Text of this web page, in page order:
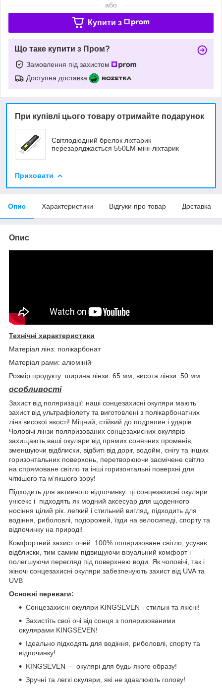
або
Купити з
Що таке купити з Пром?
Замовлення під захистом
Доступна доставка
При купівлі цього товару отримайте подарунок
Світлодіодний брелок ліхтарик
перезаряджається 550LM міні-ліхтарик
Приховати
Опис Характеристики Відгуки про товар Доставка
Опис
Технічні характеристики
Матеріал лінз: полікарбонат
Матеріал рами: алюміній
Розмір продукту: ширина лінзи: 65 мм; висота лінзи: 50 мм
особливості
Захист від поляризації: наші сонцезахисні окуляри мають
захист від ультрафіолету та виготовлені з полікарбонатних
лінз високої якості! Міцний, стійкий до подряпин і ударів.
Чоловічі лінзи поляризованих сонцезахисних окулярів
захищають ваші окуляри від прямих сонячних променів,
зменшуючи відблиски, відбиті від доріг, водойм, снігу та інших
горизонтальних поверхонь, перетворюючи засмічене світло
на спрямоване світло та інші горизонтальні поверхні для
чіткішого та м’якшого зору!
Підходить для активного відпочинку: ці сонцезахисні окуляри
унісекс і підходять як модний аксесуар для щоденного
носіння цілий рік. легкий і стильний вигляд, підходить для
водіння, риболовлі, подорожей, їзди на велосипеді, спорту та
відпочинку на природі!
Комфортний захист очей: 100% поляризоване світло, усуває
відблиски, тим самим підвищуючи візуальний комфорт і
полегшуючи перегляд під поверхнею води. Як чоловічі, так і
жіночі сонцезахисні окуляри забезпечують захист від UVA та
UVB
Основні переваги:
Сонцезахисні окуляри KINGSEVEN - стильні та якісні!
Захистіть свої очі від сонця з поляризованими
окулярами KINGSEVEN!
Ідеально підходять для водіння, риболовлі, спорту та
відпочинку!
KINGSEVEN — окулярі для будь-якого образу!
Зручні та легкі окуляри, які не здавлюють голову!